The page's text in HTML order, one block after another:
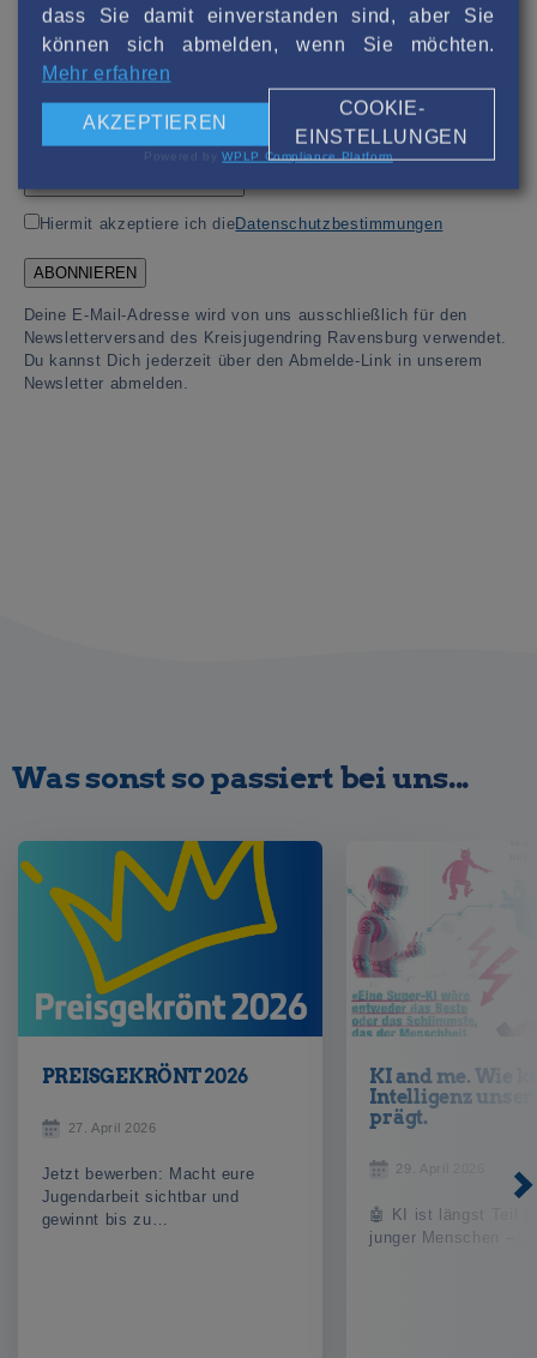
Zum Newsletter anmelden
Vorname, Nachname*
E-Mail Addresse*
Hiermit akzeptiere ich dieDatenschutzbestimmungen
Deine E-Mail-Adresse wird von uns ausschließlich für den
Newsletterversand des Kreisjugendring Ravensburg verwendet.
Du kannst Dich jederzeit über den Abmelde-Link in unserem
Newsletter abmelden.
Was sonst so passiert bei uns...
PREISGEKRÖNT 2026
27. April 2026
Jetzt bewerben: Macht eure
Jugendarbeit sichtbar und
gewinnt bis zu…
KI and me. Wie
Intelligenz unser
prägt.
29. April 2026
🤖 KI ist längst Teil
junger Menschen –…
dass Sie damit einverstanden sind, aber Sie
können sich abmelden, wenn Sie möchten.
Mehr erfahren
AKZEPTIEREN
COOKIE-
EINSTELLUNGEN
Powered byWPLP Compliance Platform